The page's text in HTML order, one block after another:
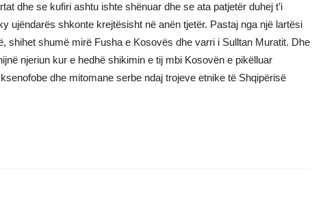
dhe se kufiri ashtu ishte shënuar dhe se ata patjetër duhej t’i
ujëndarës shkonte krejtësisht në anën tjetër. Pastaj nga një lartësi
shihet shumë mirë Fusha e Kosovës dhe varri i Sulltan Muratit. Dhe
njeriun kur e hedhë shikimin e tij mbi Kosovën e pikëlluar
dhe mitomane serbe ndaj trojeve etnike të Shqipërisë